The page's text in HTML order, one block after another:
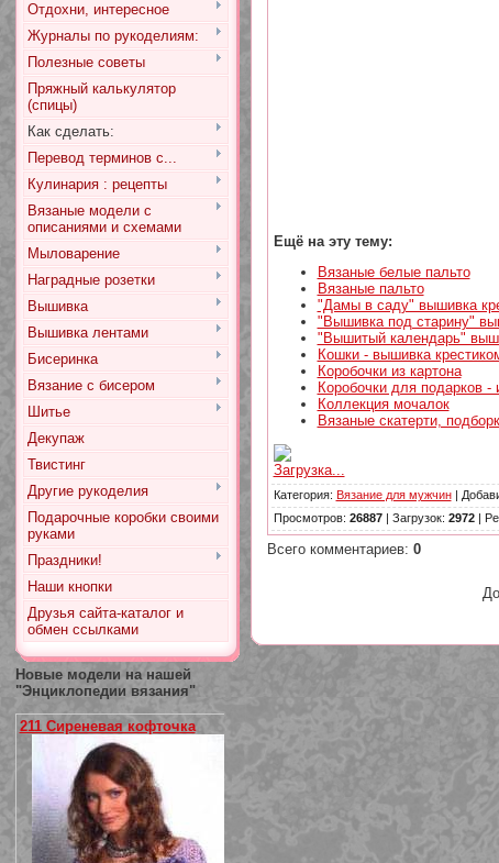
Отдохни, интересное
Журналы по рукоделиям:
Полезные советы
Пряжный калькулятор
(спицы)
Как сделать:
Перевод терминов с...
Кулинария : рецепты
Вязаные модели с
описаниями и схемами
Мыловарение
Наградные розетки
Вышивка
Вышивка лентами
Бисеринка
Вязание с бисером
Шитье
Декупаж
Твистинг
Другие рукоделия
Подарочные коробки своими
руками
Праздники!
Наши кнопки
Друзья сайта-каталог и
обмен ссылками
Новые модели на нашей
"Энциклопедии вязания"
211 Сиреневая кофточка
Ещё на эту тему:
Вязаные белые пальто
Вязаные пальто
"Дамы в саду" вышивка
"Вышивка под старину"
"Вышитый календарь"
Кошки - вышивка
Коробочки из картона
Коробочки для подарков -
Коллекция мочалок
Вязаные скатерти,
Загрузка...
Категория: Вязание для мужчин|
Просмотров: 26887| Загрузок: 2972|
Всего комментариев: 0